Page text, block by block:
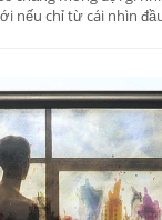
nếu chỉ từ cái nhìn